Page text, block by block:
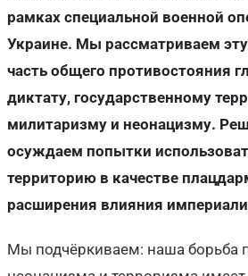
рамках специальной военной
Украине. Мы рассматриваем
часть общего противостояния
диктату, государственному
милитаризму и неонацизму.
осуждаем попытки
территорию в качестве
расширения влияния
Мы подчёркиваем: наша борьба